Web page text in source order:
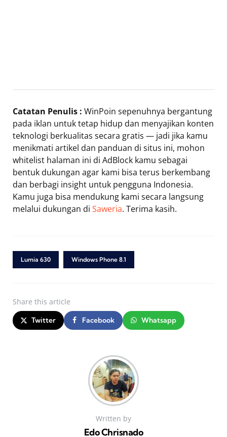
Catatan Penulis : WinPoin sepenuhnya bergantung
pada iklan untuk tetap hidup dan menyajikan konten
teknologi berkualitas secara gratis — jadi jika kamu
menikmati artikel dan panduan di situs ini, mohon
whitelist halaman ini di AdBlock kamu sebagai
bentuk dukungan agar kami bisa terus berkembang
dan berbagi insight untuk pengguna Indonesia.
Kamu juga bisa mendukung kami secara langsung
melalui dukungan di Saweria. Terima kasih.
Lumia 630 Windows Phone 8.1
Share this article
Twitter Facebook Whatsapp
Written by
Edo Chrisnado